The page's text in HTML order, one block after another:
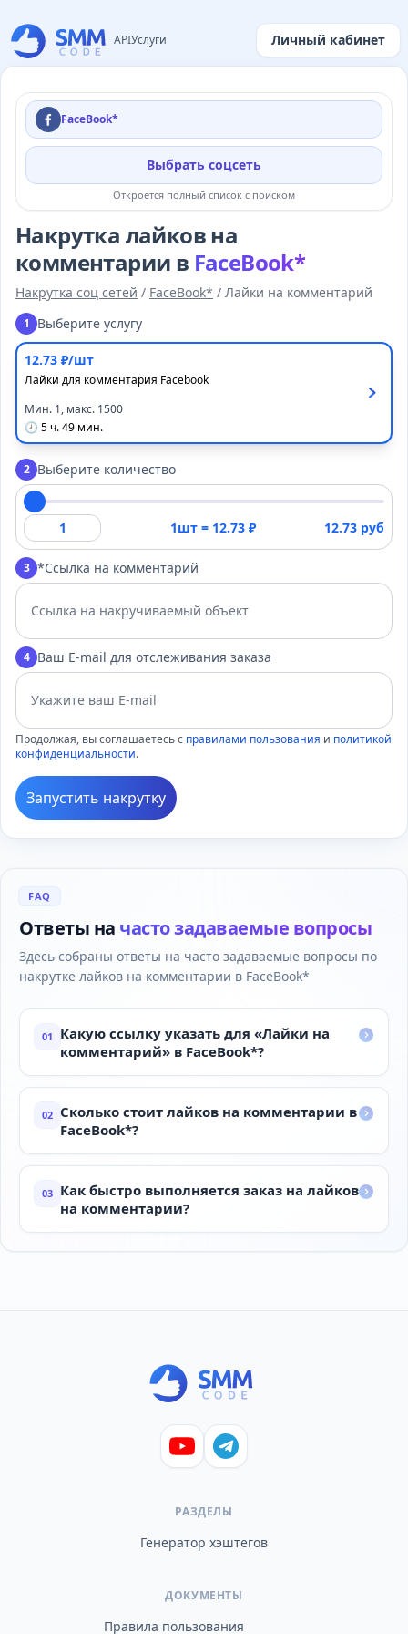
APIУслуги Личный кабинет
FaceBook*
Выбрать соцсеть
Откроется полный список с поиском
Накрутка лайков на
комментарии в FaceBook*
Накрутка соц сетей / FaceBook* / Лайки на комментарий
1 Выберите услугу
12.73 ₽/шт
Лайки для комментария Facebook
Мин. 1, макс. 1500
🕗 5 ч. 49 мин.
2 Выберите количество
1шт = 12.73₽ 12.73 руб
3 *Ссылка на комментарий
4 Ваш E-mail для отслеживания заказа
Продолжая, вы соглашаетесь с правилами пользования и политикой
конфиденциальности.
Запустить накрутку
FAQ
Ответы на часто задаваемые вопросы
Здесь собраны ответы на часто задаваемые вопросы по
накрутке лайков на комментарии в FaceBook*
01
Какую ссылку указать для «Лайки на
комментарий» в FaceBook*?
02 Сколько стоит лайков на комментарии в
FaceBook*?
03 Как быстро выполняется заказ на лайков
на комментарии?
РАЗДЕЛЫ
Генератор хэштегов
ДОКУМЕНТЫ
Правила пользования